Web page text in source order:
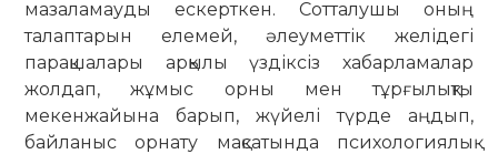
мазаламауды ескерткен. Сотталушы оның
талаптарын елемей, әлеуметтік желідегі
парақшалары арқылы үздіксіз хабарламалар
жолдап, жұмыс орны мен тұрғылықты
мекенжайына барып, жүйелі түрде аңдып,
байланыс орнату мақсатында психологиялық